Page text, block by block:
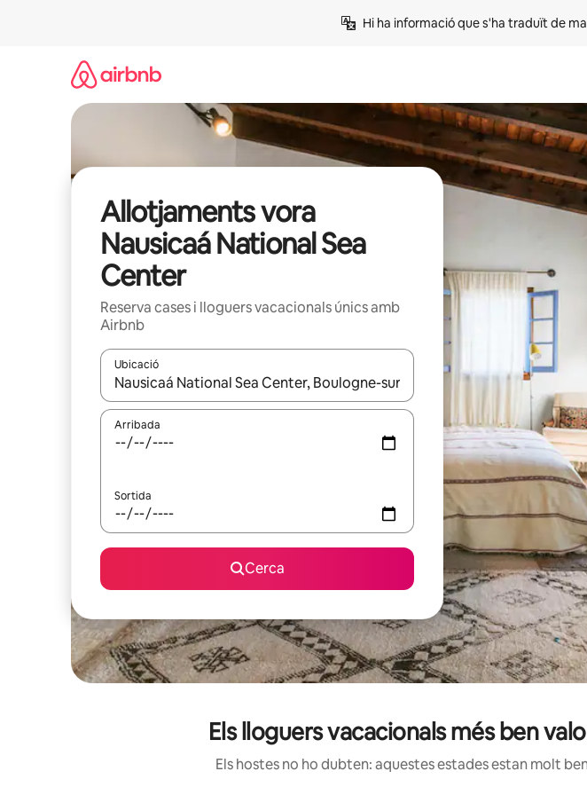
Hi ha informació que s'ha traduït de
Allotjaments vora
Nausicaá National Sea
Center
Reserva cases i lloguers vacacionals únics amb
Airbnb
Ubicació
Quan els resultats estiguin disponibles, podràs navegar-hi a través de les tecles
Arribada
Sortida
Cerca
Els lloguers vacacionals més ben
Els hostes no ho dubten: aquestes estades estan molt